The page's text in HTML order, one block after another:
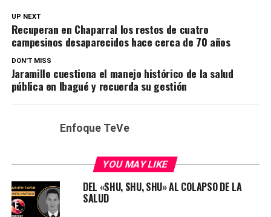
UP NEXT
Recuperan en Chaparral los restos de cuatro
campesinos desaparecidos hace cerca de 70 años
DON'T MISS
Jaramillo cuestiona el manejo histórico de la salud
pública en Ibagué y recuerda su gestión
Enfoque TeVe
YOU MAY LIKE
DEL «SHU, SHU, SHU» AL COLAPSO DE LA
SALUD